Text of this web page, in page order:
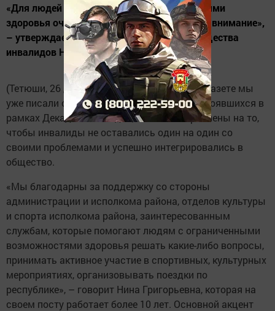
«Для людей с ограниченными возможностями
здоровья очень важно чувствовать заботу, внимание»,
– утверждает председатель районного Общества
инвалидов Нина Халикова.
(Тетюши, 26 декабря, "Тетюшские зори"). В газете мы
уже писали о районных мероприятиях, состоявшихся в
рамках Декады инвалидов, все они направлены на то,
чтобы инвалиды не оставались один на один со
своими проблемами и успешно интегрировались в
общество.
«Мы благодарны за поддержку со стороны
администрации и исполкома района, отделов культуры
и спорта исполкома района, заинтересованным
службам, которые помогают людям с ограниченными
возможностями здоровья решать какие-либо вопросы,
принимать активное участие в спортивных, культурных
мероприятиях, организовывать поездки по
республике», – говорит Нина Григорьевна, которая на
своем пос­ту работает более 10 лет. Основной акцент